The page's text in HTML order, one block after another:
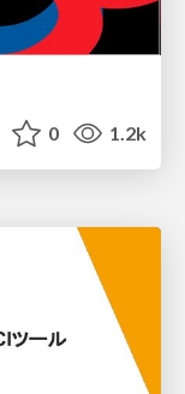
0 1.2k